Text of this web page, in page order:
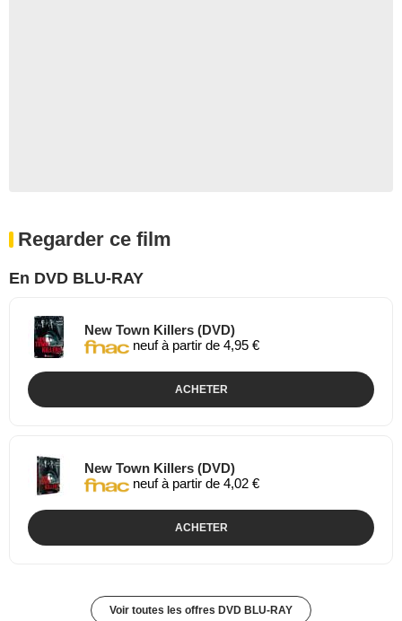
Regarder ce film
En DVD BLU-RAY
New Town Killers (DVD)
neuf à partir de 4,95 €
ACHETER
New Town Killers (DVD)
neuf à partir de 4,02 €
ACHETER
Voir toutes les offres DVD BLU-RAY